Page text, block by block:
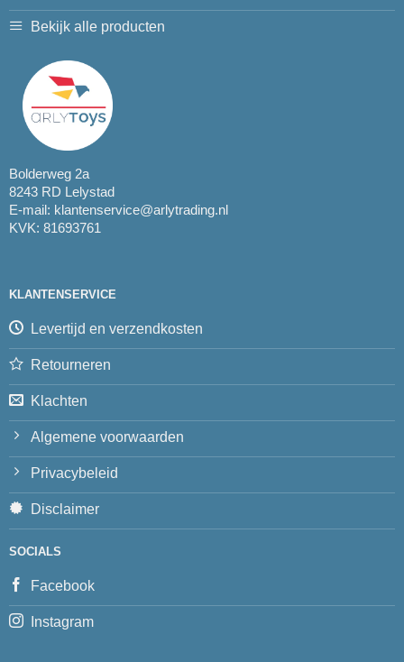
Bekijk alle producten
Bolderweg 2a
8243 RD Lelystad
E-mail: klantenservice@arlytrading.nl
KVK: 81693761
KLANTENSERVICE
Levertijd en verzendkosten
Retourneren
Klachten
Algemene voorwaarden
Privacybeleid
Disclaimer
SOCIALS
Facebook
Instagram